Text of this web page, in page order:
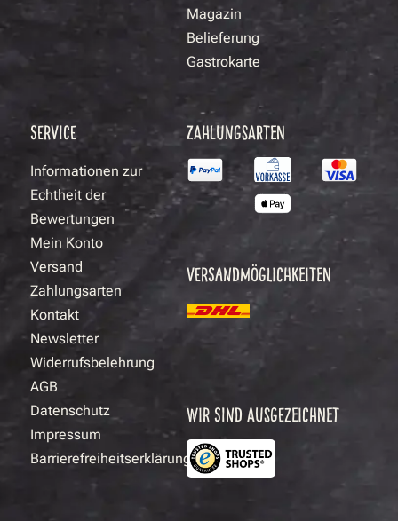
Magazin
Belieferung
Gastrokarte
SERVICE
Informationen zur
Echtheit der
Bewertungen
Mein Konto
Versand
Zahlungsarten
Kontakt
Newsletter
Widerrufsbelehrung
AGB
Datenschutz
Impressum
Barrierefreiheitserklärung
ZAHLUNGSARTEN
VERSANDMÖGLICHKEITEN
WIR SIND AUSGEZEICHNET